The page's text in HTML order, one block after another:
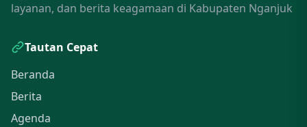
layanan, dan berita keagamaan di Kabupaten Nganjuk
Tautan Cepat
Beranda
Berita
Agenda